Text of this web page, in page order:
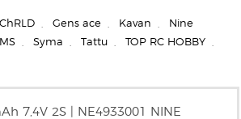
ChRLD Gens ace Kavan
Nine
Syma Tattu TOP RC HOBBY
7,4V 2S | NE4933001 NINE